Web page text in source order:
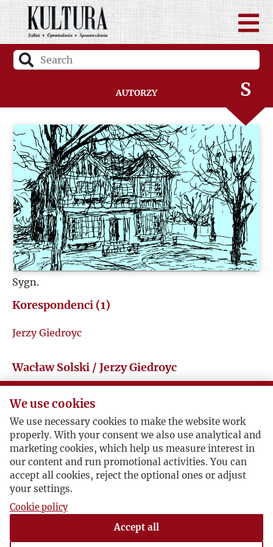
Autorzy
Q
R
S
Ś
T
U
V
W
Sygn.
Korespondenci (1)
Jerzy Giedroyc
Wacław Solski / Jerzy Giedroyc
1947-07-06 , Wacław Solski
...Jest rzeczą pocieszającą, że takie doskonałe
pismo mogło się w obecnych warunkach ukazać.
Artykuł o egyzstencjalizmie jest chyba najlepszym
ze wszystkich, jakie na ten temat czytałem (w
różnych językach). Wszystkie inne artykuły są też
na bardzo wysokim poziomie. Jest to niewątpliwie
doskonałe pismo i należy tylko pragnąć, aby się
We use cookies
We use necessary cookies to make the website work
properly. With your consent we also use analytical and
marketing cookies, which help us measure interest in
our content and run promotional activities. You can
accept all cookies, reject the optional ones or adjust
your settings.
Cookie policy
Accept all